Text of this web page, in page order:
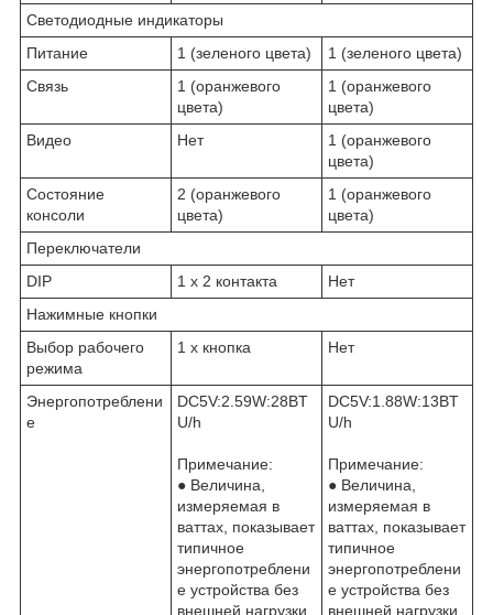
Светодиодные индикаторы
Питание
1 (зеленого цвета)
1 (зеленого цвета)
Связь
1 (оранжевого
цвета)
1 (оранжевого
цвета)
Видео
Нет
1 (оранжевого
цвета)
Состояние
консоли
2 (оранжевого
цвета)
1 (оранжевого
цвета)
Переключатели
DIP
1 x 2 контакта
Нет
Нажимные кнопки
Выбор рабочего
режима
1 x кнопка Нет
Энергопотреблени
е
DC5V:2.59W:28BT
U/h
Примечание:
● Величина,
измеряемая в
ваттах, показывает
типичное
энергопотреблени
е устройства без
внешней нагрузки.
DC5V:1.88W:13BT
U/h
Примечание:
● Величина,
измеряемая в
ваттах, показывает
типичное
энергопотреблени
е устройства без
внешней нагрузки.